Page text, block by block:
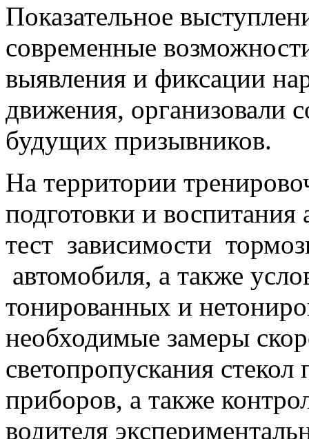
Показательное
современные
выявления и фиксации
движения, организовали
будущих призывников.
На территории
подготовки и
тест зависимости
автомобиля, а также
тонированных и
необходимые замеры
светопропускания
приборов, а также
водителя